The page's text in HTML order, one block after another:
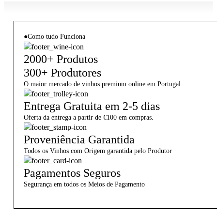
●Como tudo Funciona
2000+ Produtos
300+ Produtores
O maior mercado de vinhos premium online em Portugal.
Entrega Gratuita em 2-5 dias
Oferta da entrega a partir de €100 em compras.
Proveniência Garantida
Todos os Vinhos com Origem garantida pelo Produtor
Pagamentos Seguros
Segurança em todos os Meios de Pagamento